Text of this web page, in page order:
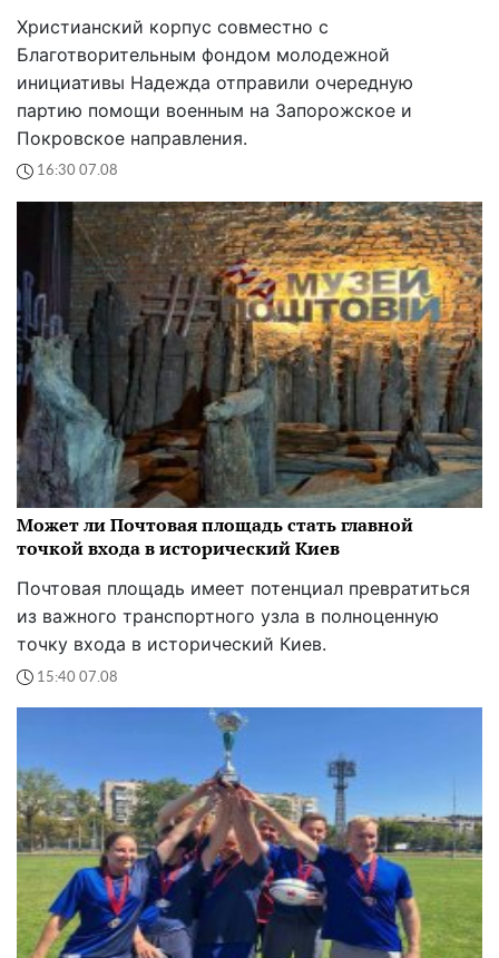
Христианский корпус совместно с
Благотворительным фондом молодежной
инициативы Надежда отправили очередную
партию помощи военным на Запорожское и
Покровское направления.
16:30 07.08
Может ли Почтовая площадь стать главной
точкой входа в исторический Киев
Почтовая площадь имеет потенциал превратиться
из важного транспортного узла в полноценную
точку входа в исторический Киев.
15:40 07.08